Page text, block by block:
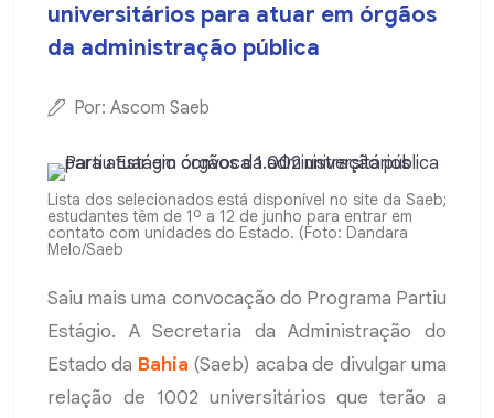
universitários para atuar em órgãos
da administração pública
Por: Ascom Saeb
Lista dos selecionados está disponível no site da Saeb;
estudantes têm de 1º a 12 de junho para entrar em
contato com unidades do Estado. (Foto: Dandara
Melo/Saeb
Saiu mais uma convocação do Programa Partiu
Estágio. A Secretaria da Administração do
Estado da Bahia (Saeb) acaba de divulgar uma
relação de 1002 universitários que terão a